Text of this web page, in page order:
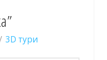
3D тури